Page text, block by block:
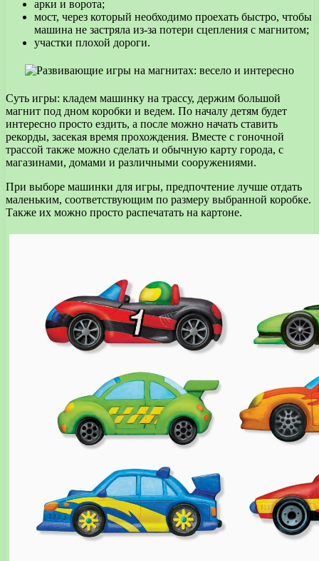
арки и ворота;
мост, через который необходимо проехать быстро, чтобы
машина не застряла из-за потери сцепления с магнитом;
участки плохой дороги.
Суть игры: кладем машинку на трассу, держим большой
магнит под дном коробки и ведем. По началу детям будет
интересно просто ездить, а после можно начать ставить
рекорды, засекая время прохождения. Вместе с гоночной
трассой также можно сделать и обычную карту города, с
магазинами, домами и различными сооружениями.
При выборе машинки для игры, предпочтение лучше отдать
маленьким, соответствующим по размеру выбранной коробке.
Также их можно просто распечатать на картоне.